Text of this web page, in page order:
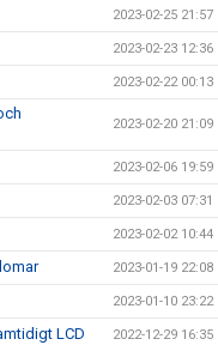
2023-02-25 21:57
2023-02-23 12:36
2023-02-22 00:13
2023-02-20 21:09
2023-02-06 19:59
2023-02-03 07:31
2023-02-02 10:44
2023-01-19 22:08
2023-01-10 23:22
LCD 2022-12-29 16:35